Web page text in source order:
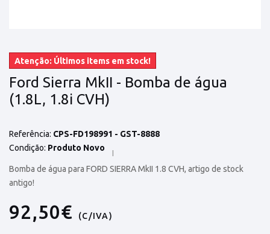
Atenção: Últimos items em stock!
Ford Sierra MkII - Bomba de água
(1.8L, 1.8i CVH)
Referência: CPS-FD198991 - GST-8888
Condição: Produto Novo
Bomba de água para FORD SIERRA MkII 1.8 CVH, artigo de stock
antigo!
92,50€ (C/IVA)